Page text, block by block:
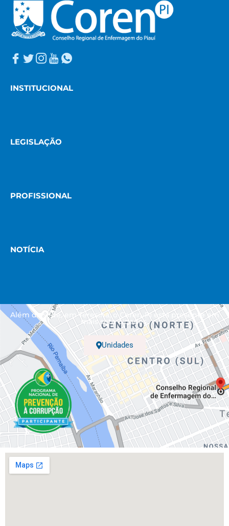
INSTITUCIONAL
LEGISLAÇÃO
PROFISSIONAL
NOTÍCIA
Além da sede, em Teresina, o Coren-PI está presente em
mais sete cidades.
Unidades